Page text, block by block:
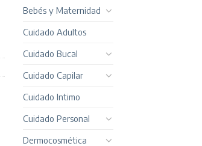
Bebés y Maternidad
Cuidado Adultos
Cuidado Bucal
Cuidado Capilar
Cuidado Intimo
Cuidado Personal
Dermocosmética